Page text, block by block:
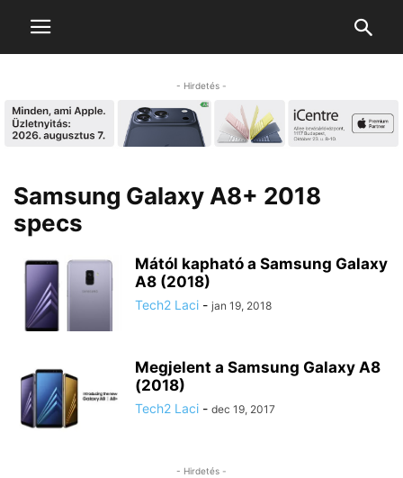
- Hirdetés -
Samsung Galaxy A8+ 2018
specs
Mától kapható a Samsung Galaxy
A8 (2018)
Tech2 Laci - jan 19, 2018
Megjelent a Samsung Galaxy A8
(2018)
Tech2 Laci - dec 19, 2017
- Hirdetés -